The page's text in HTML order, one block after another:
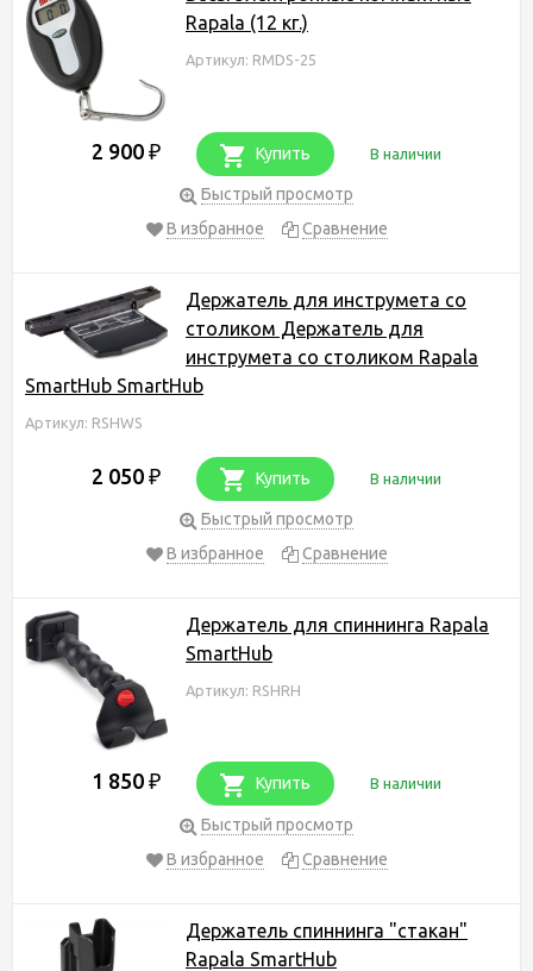
Rapala (12 кг.)
Артикул: RMDS-25
2 900 ₽ Купить В наличии
Быстрый просмотр
В избранное
Сравнение
Держатель для инструмета со
столиком Держатель для
инструмета со столиком Rapala
SmartHub SmartHub
Артикул: RSHWS
2 050 ₽ Купить В наличии
Быстрый просмотр
В избранное
Сравнение
Держатель для спиннинга Rapala
SmartHub
Артикул: RSHRH
1 850 ₽ Купить В наличии
Быстрый просмотр
В избранное
Сравнение
Держатель спиннинга "стакан"
Rapala SmartHub